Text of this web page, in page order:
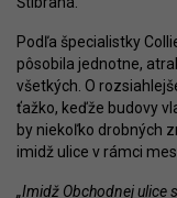
Podľa špecialistky
pôsobila jednotne,
všetkých. O
ťažko, keďže budovy
by niekoľko drobných
imidž ulice v rámci
„Imidž Obchodnej ulice